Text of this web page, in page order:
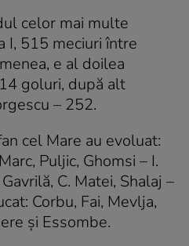
celor mai multe
I, 515 meciuri între
e al doilea
goluri, după alt
– 252.
cel Mare au evoluat:
Puljic, Ghomsi – I.
C. Matei, Shalaj –
Corbu, Fai, Mevlja,
și Essombe.